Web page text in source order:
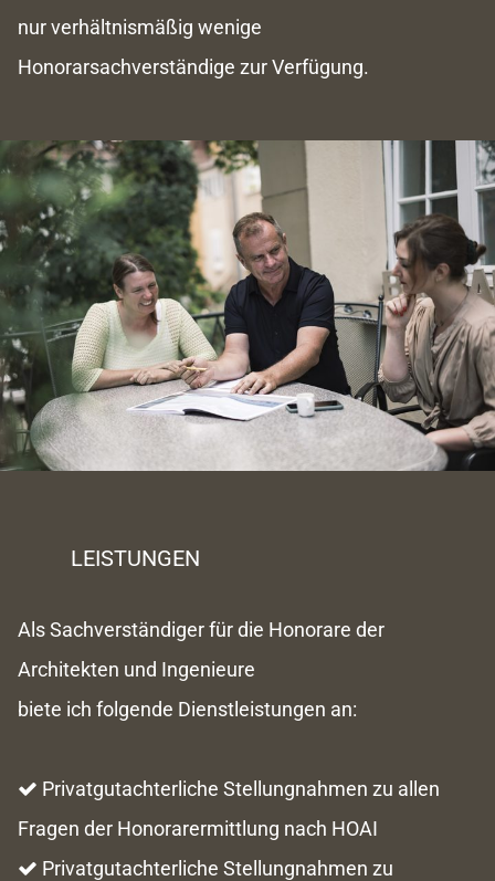
nur verhältnismäßig wenige
Honorarsachverständige zur Verfügung.
LEISTUNGEN
Als Sachverständiger für die Honorare der
Architekten und Ingenieure
biete ich folgende Dienstleistungen an:
 Privatgutachterliche Stellungnahmen zu allen
Fragen der Honorarermittlung nach HOAI
 Privatgutachterliche Stellungnahmen zu